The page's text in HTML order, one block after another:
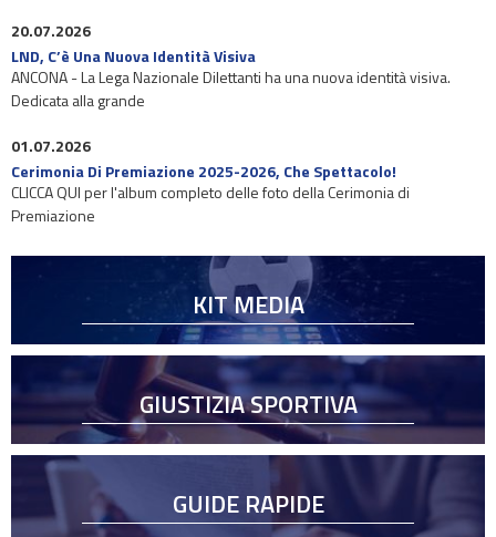
20.07.2026
LND, C’è Una Nuova Identità Visiva
ANCONA - La Lega Nazionale Dilettanti ha una nuova identità visiva.
Dedicata alla grande
01.07.2026
Cerimonia Di Premiazione 2025-2026, Che Spettacolo!
CLICCA QUI per l'album completo delle foto della Cerimonia di
Premiazione
KIT MEDIA
GIUSTIZIA SPORTIVA
GUIDE RAPIDE